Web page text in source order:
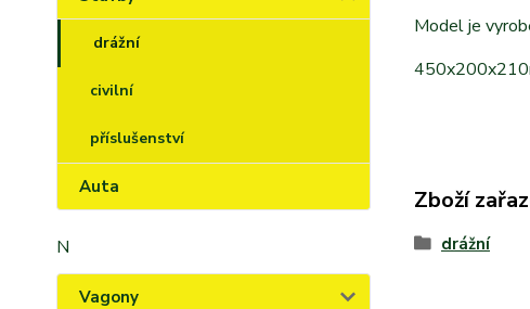
drážní
civilní
příslušenství
Auta
N
Vagony
Model je
Zboží
drážní